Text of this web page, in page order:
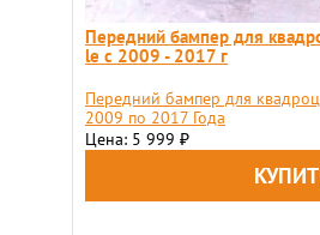
​Передний бампер для
le с 2009 - 2017 г
​Передний бампер для
2009 по 2017 Года
Цена: 5 999 ₽